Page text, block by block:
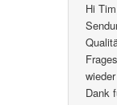
Hi
Dank